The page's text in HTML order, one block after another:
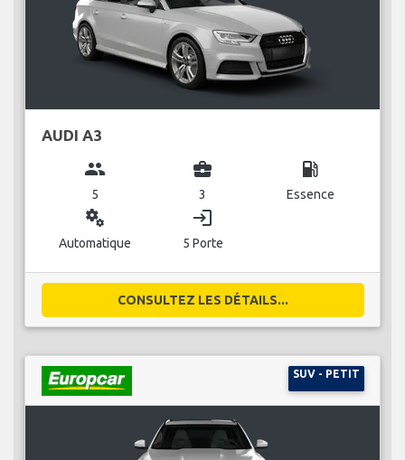
AUDI A3
group
5
business_center
3
local_gas_station
Essence
miscellaneous_services
Automatique
login
5 Porte
CONSULTEZ LES DÉTAILS...
SUV - PETIT